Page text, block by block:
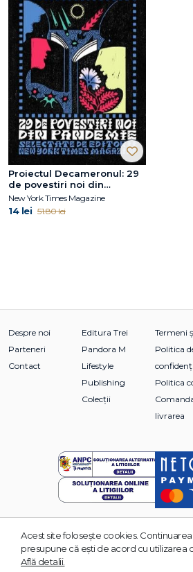
Proiectul Decameronul: 29
de povestiri noi din
pandemie: The New York
Times Magazine
New York Times Magazine
14 lei 51.80 lei
Despre noi
Parteneri
Contact
Editura Trei
Pandora M
Lifestyle
Publishing
Colecții
Termeni
Politica
Politica
livrarea
© 2026 Grupul Editorial TREI. Toate
Acest site foloseşte cookies.
presupune că eşti de acord cu utilizarea
Află detalii.